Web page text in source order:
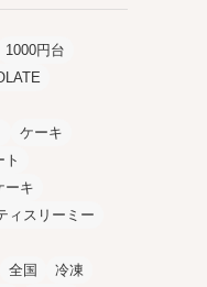
1000円台
ケーキ
ト
ーキ
ィスリーミー
全国
冷凍